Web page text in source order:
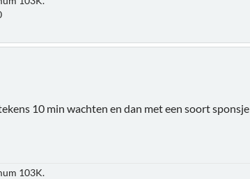
10 min wachten en dan met een soort sponsje
103K.